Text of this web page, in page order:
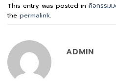
This entry was posted in กิจกรรม
the permalink.
ADMIN